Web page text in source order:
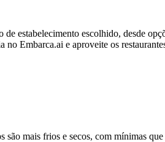
estabelecimento escolhido, desde
no Embarca.ai e aproveite os
mais frios e secos, com mínimas